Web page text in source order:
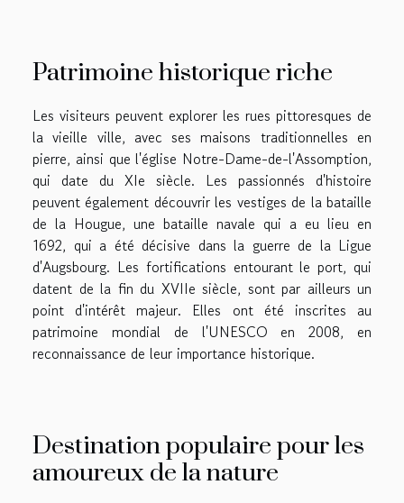
Patrimoine historique riche
Les visiteurs peuvent explorer les rues pittoresques de
la vieille ville, avec ses maisons traditionnelles en
pierre, ainsi que l'église Notre-Dame-de-l'Assomption,
qui date du XIe siècle. Les passionnés d'histoire
peuvent également découvrir les vestiges de la bataille
de la Hougue, une bataille navale qui a eu lieu en
1692, qui a été décisive dans la guerre de la Ligue
d'Augsbourg. Les fortifications entourant le port, qui
datent de la fin du XVIIe siècle, sont par ailleurs un
point d'intérêt majeur. Elles ont été inscrites au
patrimoine mondial de l'UNESCO en 2008, en
reconnaissance de leur importance historique.
Destination populaire pour les
amoureux de la nature